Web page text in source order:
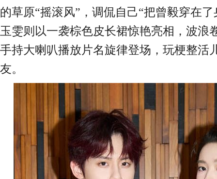
的草原“摇滚风”，调侃自己“把曾毅穿在
玉雯则以一袭棕色皮长裙惊艳亮相，波浪
手持大喇叭播放片名旋律登场，玩梗整活
友。